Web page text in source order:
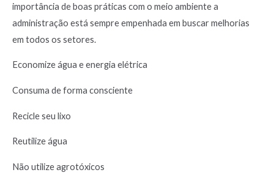
importância de boas práticas com o meio ambiente a
administração está sempre empenhada em buscar melhorias
em todos os setores.
Economize água e energia elétrica
Consuma de forma consciente
Recicle seu lixo
Reutilize água
Não utilize agrotóxicos